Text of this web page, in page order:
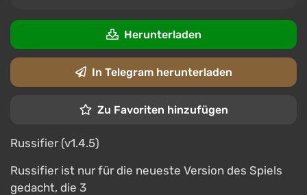
Herunterladen
In Telegram herunterladen
Zu Favoriten hinzufügen
Russifier (v1.4.5)
Russifier ist nur für die neueste Version des Spiels
gedacht, die 3